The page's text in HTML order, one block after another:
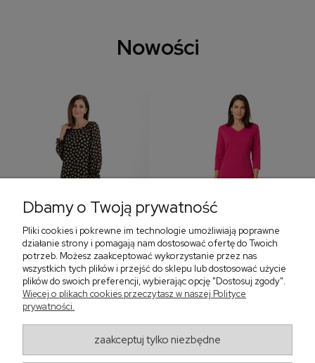
Nowości
Sukienka z falbaną i
bufiastym rękawem w
405,30 zł
Sukienka z dekoltem w
299,00 zł
‹
Dbamy o Twoją prywatność
Pliki cookies i pokrewne im technologie umożliwiają poprawne
działanie strony i pomagają nam dostosować ofertę do Twoich
potrzeb. Możesz zaakceptować wykorzystanie przez nas
wszystkich tych plików i przejść do sklepu lub dostosować użycie
plików do swoich preferencji, wybierając opcję "Dostosuj zgody".
Więcej o plikach cookies przeczytasz w naszej Polityce
prywatności.
zaakceptuj tylko niezbędne